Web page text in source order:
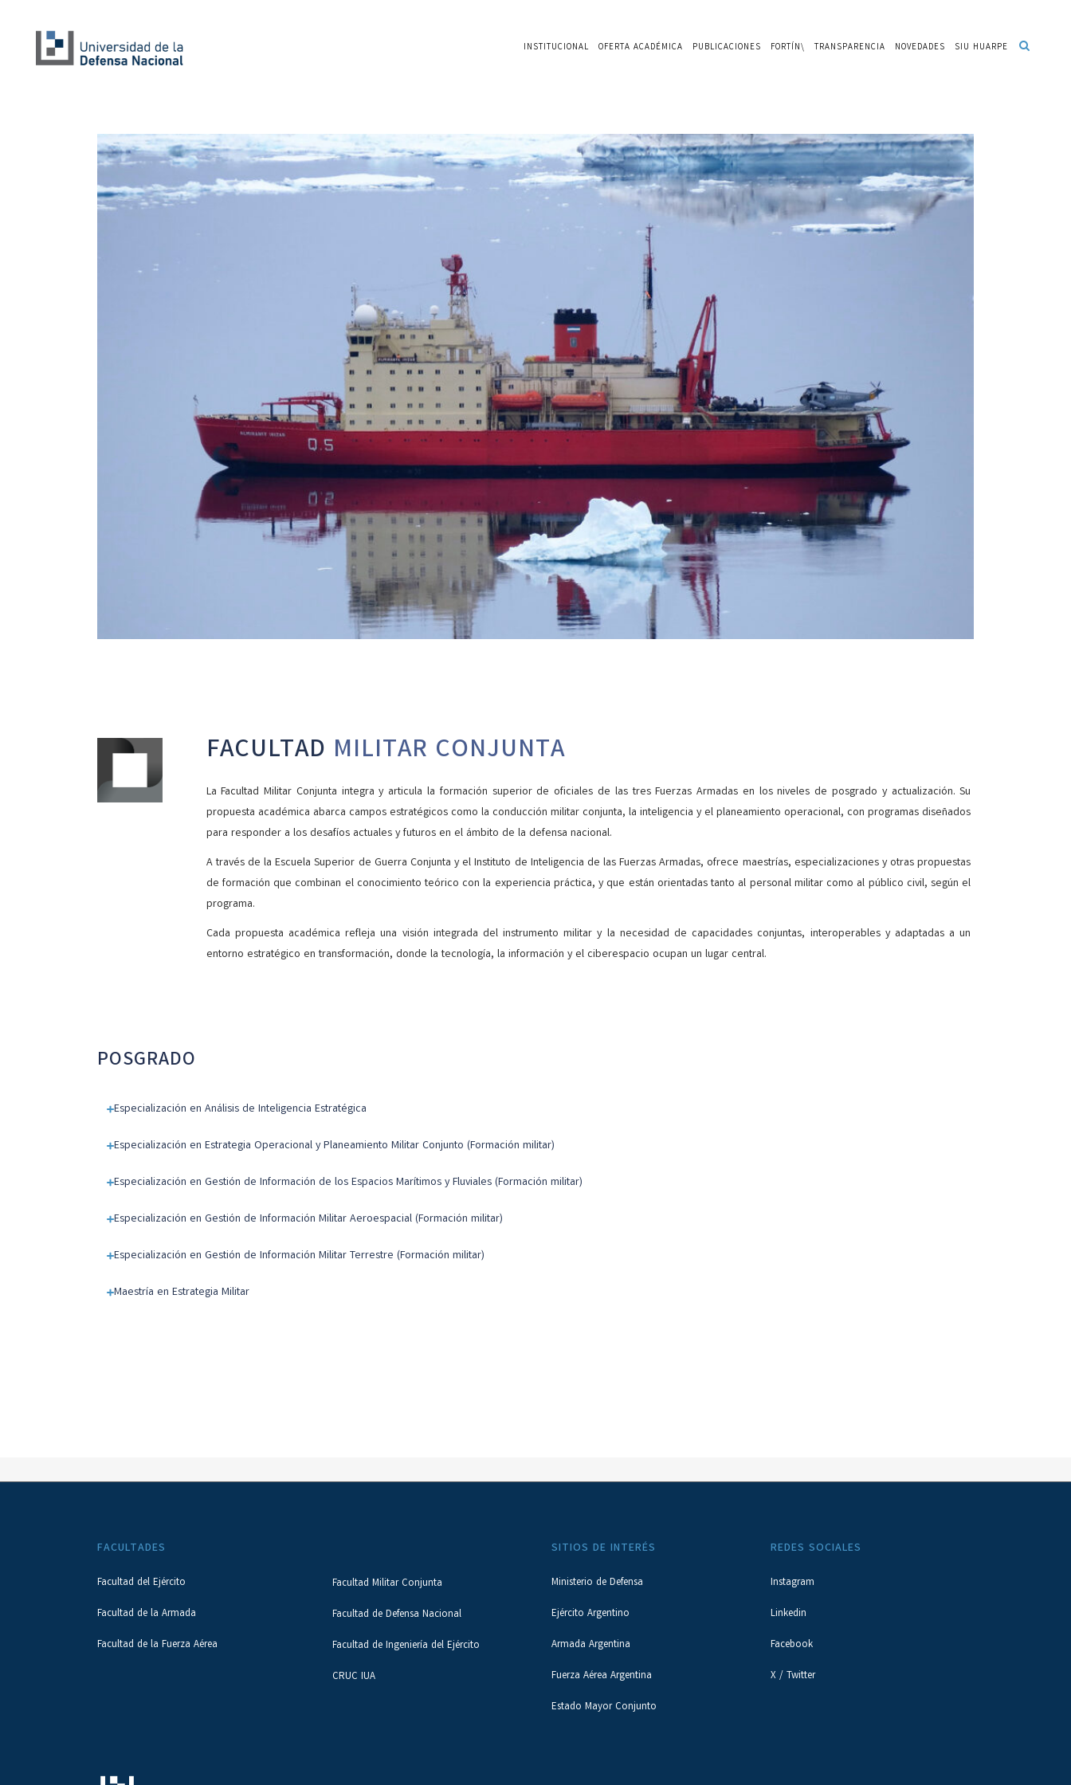
INSTITUCIONAL OFERTA ACADÉMICA PUBLICACIONES FORTÍN\ TRANSPARENCIA NOVEDADES SIU HUARPE
FACULTAD MILITAR CONJUNTA
La Facultad Militar Conjunta integra y articula la formación superior de oficiales de las tres Fuerzas Armadas en los niveles de posgrado y actualización. Su
propuesta académica abarca campos estratégicos como la conducción militar conjunta, la inteligencia y el planeamiento operacional, con programas diseñados
para responder a los desafíos actuales y futuros en el ámbito de la defensa nacional.
A través de la Escuela Superior de Guerra Conjunta y el Instituto de Inteligencia de las Fuerzas Armadas, ofrece maestrías, especializaciones y otras propuestas
de formación que combinan el conocimiento teórico con la experiencia práctica, y que están orientadas tanto al personal militar como al público civil, según el
programa.
Cada propuesta académica refleja una visión integrada del instrumento militar y la necesidad de capacidades conjuntas, interoperables y adaptadas a un
entorno estratégico en transformación, donde la tecnología, la información y el ciberespacio ocupan un lugar central.
POSGRADO
Especialización en Análisis de Inteligencia Estratégica
Especialización en Estrategia Operacional y Planeamiento Militar Conjunto (Formación militar)
Especialización en Gestión de Información de los Espacios Marítimos y Fluviales (Formación militar)
Especialización en Gestión de Información Militar Aeroespacial (Formación militar)
Especialización en Gestión de Información Militar Terrestre (Formación militar)
Maestría en Estrategia Militar
FACULTADES
Facultad del Ejército
Facultad de la Armada
Facultad de la Fuerza Aérea
Facultad Militar Conjunta
Facultad de Defensa Nacional
Facultad de Ingeniería del Ejército
CRUC IUA
SITIOS DE INTERÉS
Ministerio de Defensa
Ejército Argentino
Armada Argentina
Fuerza Aérea Argentina
Estado Mayor Conjunto
REDES SOCIALES
Instagram
Linkedin
Facebook
X / Twitter